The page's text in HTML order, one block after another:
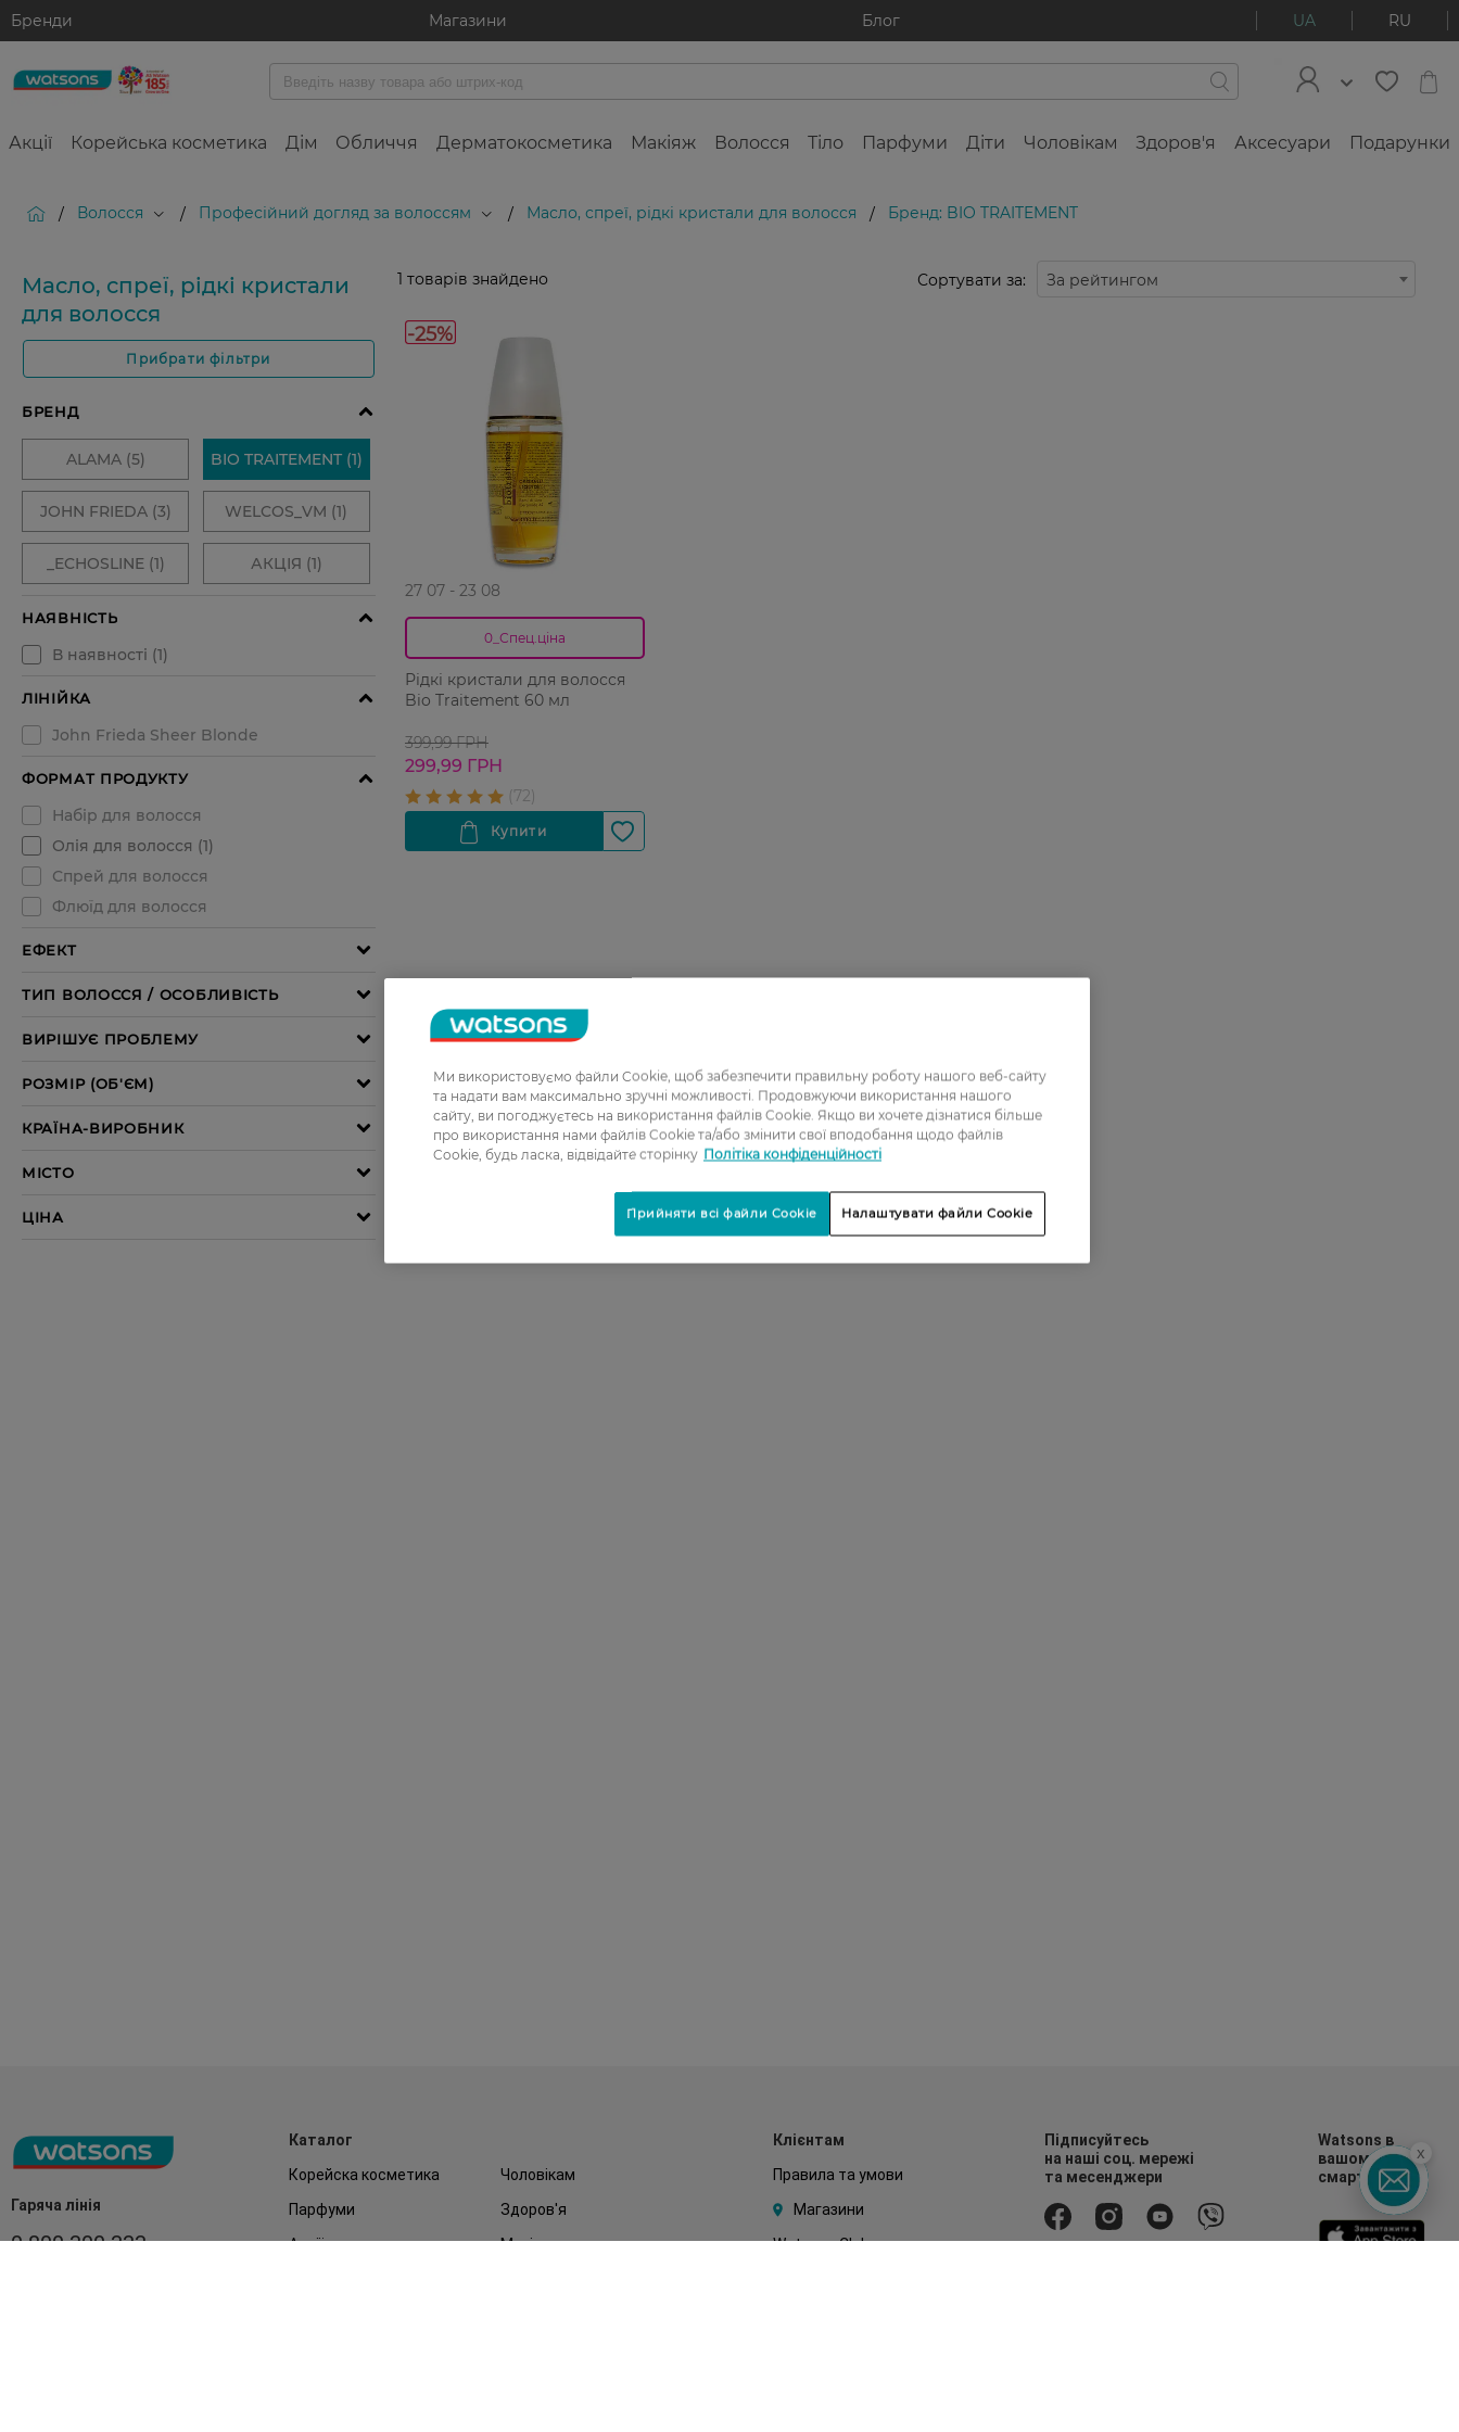
Бренди Магазини Блог UA RU
Акції Корейська косметика Дім Обличчя Дерматокосметика Макіяж Волосся Тіло Парфуми Діти Чоловікам Здоров'я Аксесуари Подарунки
/ Волосся / Професійний догляд за волоссям / Масло, спреї, рідкі кристали для волосся / Бренд: BIO TRAITEMENT
Масло, спреї, рідкі кристали
для волосся
Прибрати фільтри
1 товарів знайдено Сортувати за: За рейтингом
-25%
27 07 - 23 08
0_Спец.ціна
Рідкі кристали для волосся
Bio Traitement 60 мл
399,99 ГРН
299,99 ГРН
Гаряча лінія
0 800 300 333
Каталог
Корейска косметика
Чоловікам
Парфуми
Здоров'я
Акції
Макіяж
Клієнтам
Правила та умови
Магазини
Watsons Club
Підписуйтесь
на наші соц. мережі
та месенджери
Watsons в
вашому
смартфоні
x
Ми використовуємо файли Cookie, щоб забезпечити правильну роботу нашого веб-сайту
та надати вам максимально зручні можливості. Продовжуючи використання нашого
сайту, ви погоджуєтесь на використання файлів Cookie. Якщо ви хочете дізнатися більше
про використання нами файлів Cookie та/або змінити свої вподобання щодо файлів
Cookie, будь ласка, відвідайте сторінку Політіка конфіденційності
Налаштувати файли Cookie
Прийняти всі файли Cookie